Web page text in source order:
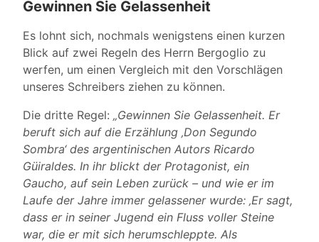
Gewinnen Sie Gelassenheit
Es lohnt sich, nochmals wenigstens einen kurzen
Blick auf zwei Regeln des Herrn Bergoglio zu
werfen, um einen Vergleich mit den Vorschlägen
unseres Schreibers ziehen zu können.
Die dritte Regel: „Gewinnen Sie Gelassenheit. Er
beruft sich auf die Erzählung ‚Don Segundo
Sombra‘ des argentinischen Autors Ricardo
Güiraldes. In ihr blickt der Protagonist, ein
Gaucho, auf sein Leben zurück – und wie er im
Laufe der Jahre immer gelassener wurde: ‚Er sagt,
dass er in seiner Jugend ein Fluss voller Steine
war, die er mit sich herumschleppte. Als